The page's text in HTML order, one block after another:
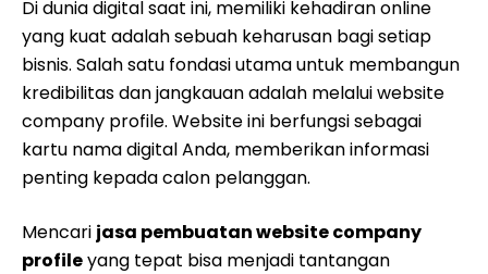
Di dunia digital saat ini, memiliki kehadiran online
yang kuat adalah sebuah keharusan bagi setiap
bisnis. Salah satu fondasi utama untuk membangun
kredibilitas dan jangkauan adalah melalui website
company profile. Website ini berfungsi sebagai
kartu nama digital Anda, memberikan informasi
penting kepada calon pelanggan.
Mencari jasa pembuatan website company
profileyang tepat bisa menjadi tantangan